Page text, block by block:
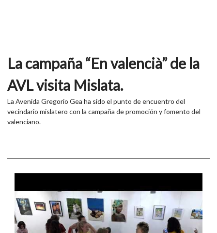
La campaña “En valencià” de la
AVL visita Mislata.
La Avenida Gregorio Gea ha sido el punto de encuentro del
vecindario mislatero con la campaña de promoción y fomento del
valenciano.